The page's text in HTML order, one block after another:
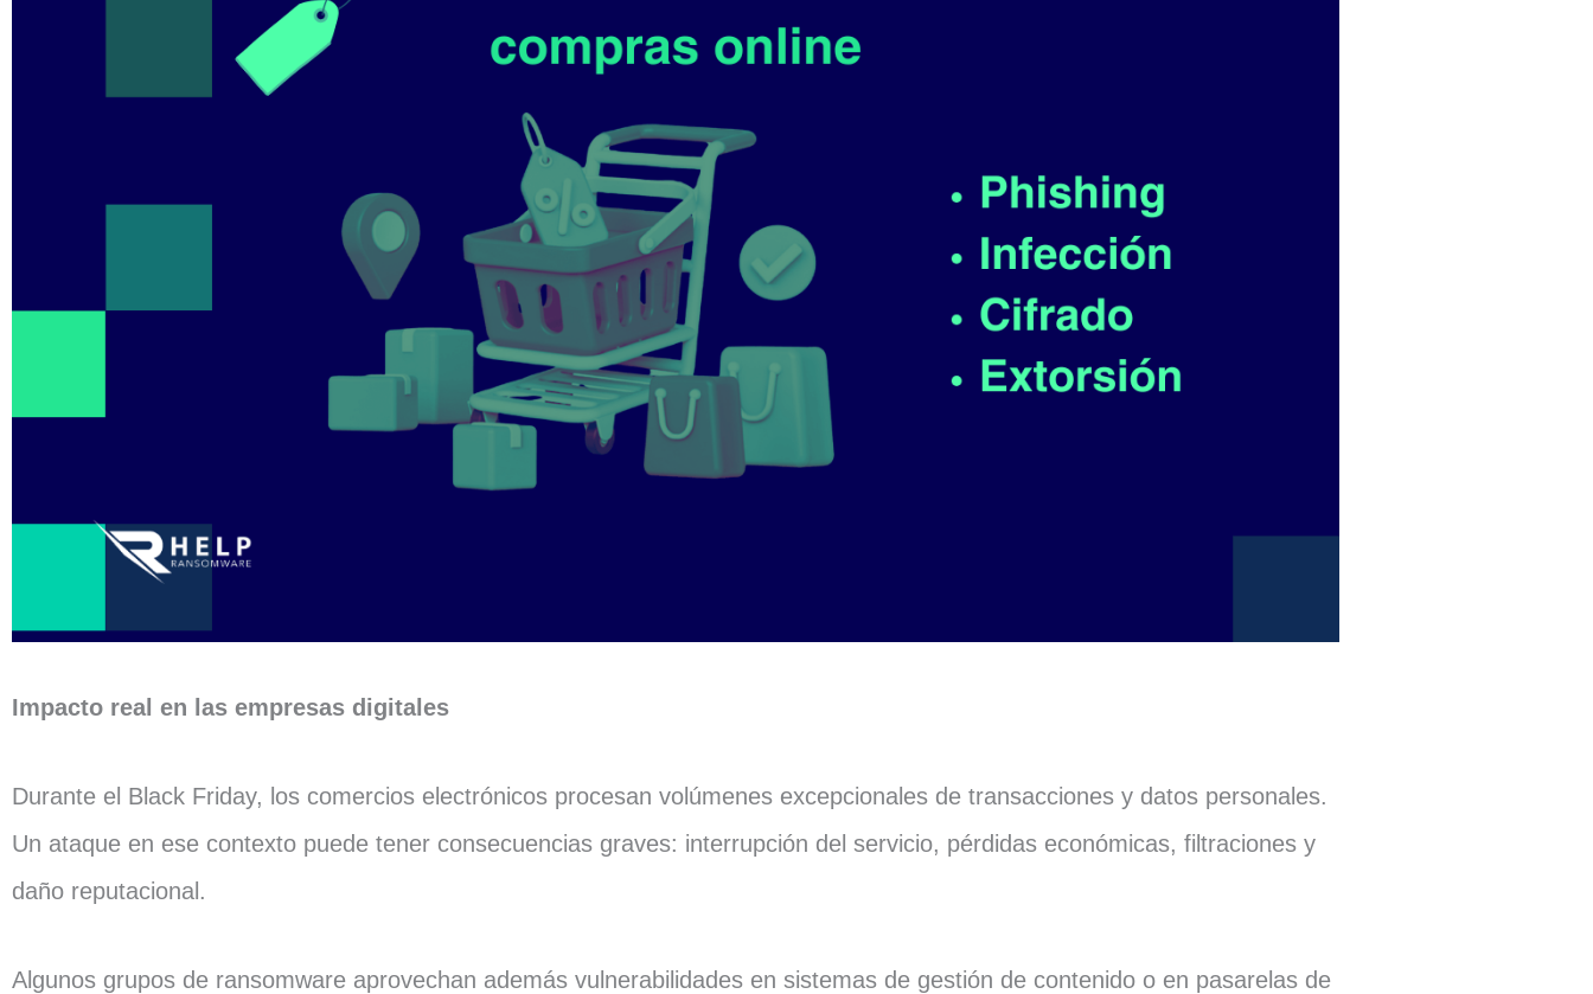
Impacto real en las empresas digitales
Durante el Black Friday, los comercios electrónicos procesan volúmenes excepcionales de transacciones y datos personales.
Un ataque en ese contexto puede tener consecuencias graves: interrupción del servicio, pérdidas económicas, filtraciones y
daño reputacional.
Algunos grupos de ransomware aprovechan además vulnerabilidades en sistemas de gestión de contenido o en pasarelas de